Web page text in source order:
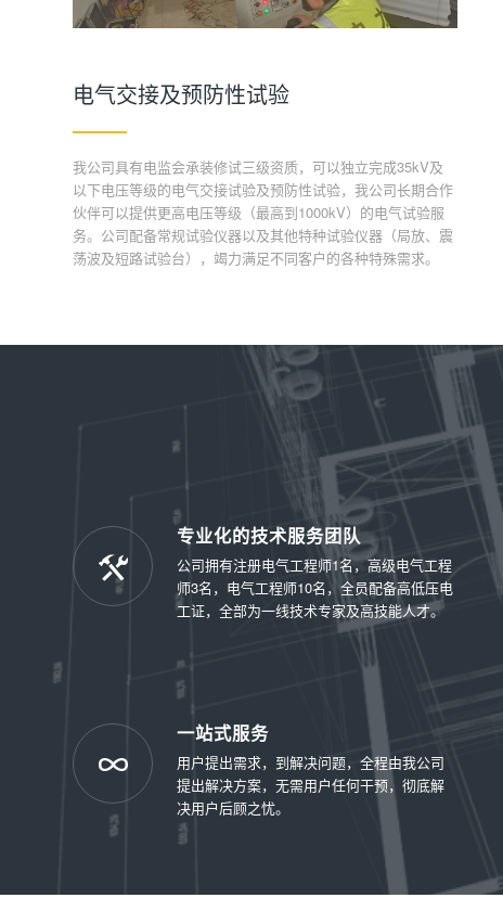
电气交接及预防性试验
我公司具有电监会承装修试三级资质，可以独立完成35kV及
以下电压等级的电气交接试验及预防性试验，我公司长期合作
伙伴可以提供更高电压等级（最高到1000kV）的电气试验服
务。公司配备常规试验仪器以及其他特种试验仪器（局放、震
荡波及短路试验台），竭力满足不同客户的各种特殊需求。
专业化的技术服务团队
公司拥有注册电气工程师1名，高级电气工程
师3名，电气工程师10名，全员配备高低压电
工证，全部为一线技术专家及高技能人才。
一站式服务
用户提出需求，到解决问题，全程由我公司
提出解决方案，无需用户任何干预，彻底解
决用户后顾之忧。